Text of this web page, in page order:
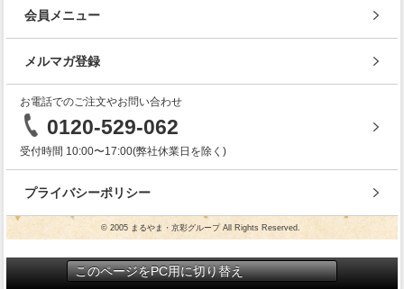
会員メニュー
メルマガ登録
お電話でのご注文やお問い合わせ
0120-529-062
受付時間 10:00〜17:00(弊社休業日を除く)
プライバシーポリシー
© 2005 まるやま・京彩グループ All Rights Reserved.
このページをPC用に切り替え